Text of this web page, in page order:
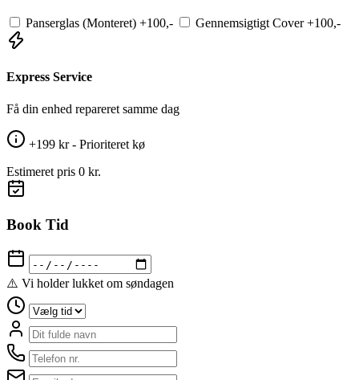
Panserglas (Monteret) +100,- Gennemsigtigt Cover +100,-
Express Service
Få din enhed repareret samme dag
+199 kr - Prioriteret kø
Estimeret pris 0 kr.
Book Tid
⚠️ Vi holder lukket om søndagen